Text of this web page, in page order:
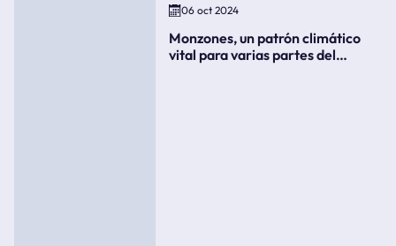
06 oct 2024
Monzones, un patrón climático
vital para varias partes del